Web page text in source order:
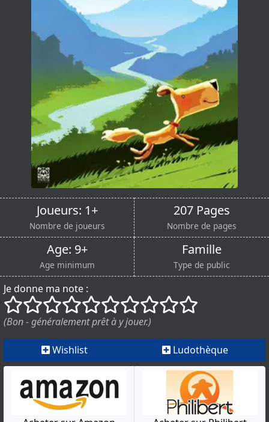
Joueurs: 1+
Nombre de joueurs
207 Pages
Nombre de pages
Age: 9+
Age minimum
Famille
Type de public
Je donne ma note :
()
() () () () () () () ()
()
(Bon - généralement prêt à y jouer.)
Wishlist Ludothèque